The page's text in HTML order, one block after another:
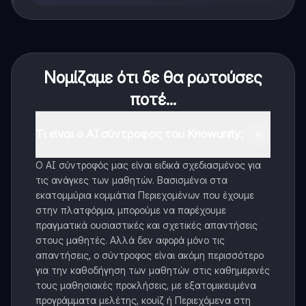
Νομίζαμε ότι δε θα ρωτούσες
ποτέ...
Ο AI σύντροφός μας είναι ειδικά σχεδιασμένος για
τις ανάγκες των μαθητών. Βασισμένοι στα
εκατομμύρια κομμάτια Περιεχομένων που έχουμε
στην πλατφόρμα, μπορούμε να παρέχουμε
πραγματικά ουσιαστικές και σχετικές απαντήσεις
στους μαθητές. Αλλά δεν αφορά μόνο τις
απαντήσεις, ο σύντροφος είναι ακόμη περισσότερο
για την καθοδήγηση των μαθητών στις καθημερινές
τους μαθησιακές προκλήσεις, με εξατομικευμένα
προγράμματα μελέτης, κουίζ ή Περιεχόμενα στη